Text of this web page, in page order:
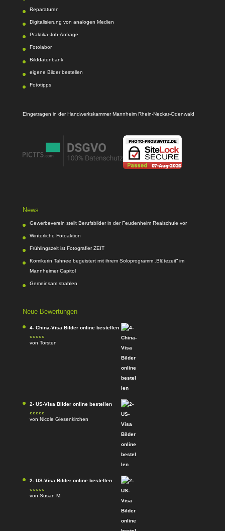
Reparaturen
Digitalisierung von analogen Medien
Praktika-Job-Anfrage
Fotolabor
Bilddatenbank
eigene Bilder bestellen
Fototipps
Eingetragen in der Handwerkskammer Mannheim Rhein-Neckar-Odenwald
News
Gewerbeverein stellt Berufsbilder in der Feudenheim Realschule vor
Winterliche Fotoaktion
Frühlingszeit ist Fotografier ZEIT
Komikerin Tahnee begeistert mit ihrem Soloprogramm „Blütezeit“ im
Mannheimer Capitol
Gemeinsam strahlen
Neue Bewertungen
4- China-Visa Bilder online bestellen
Bewertet mit
von Torsten
2- US-Visa Bilder online bestellen
Bewertet mit
von Nicole Giesenkirchen
2- US-Visa Bilder online bestellen
Bewertet mit
von Susan M.